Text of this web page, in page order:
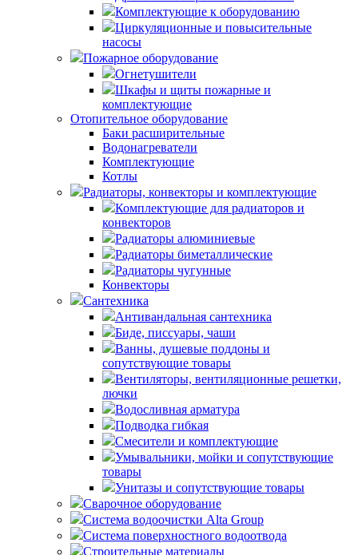
Комплектующие к оборудованию
Циркуляционные и повысительные
насосы
Пожарное оборудование
Огнетушители
Шкафы и щиты пожарные и
комплектующие
Отопительное оборудование
Баки расширительные
Водонагреватели
Комплектующие
Котлы
Радиаторы, конвекторы и комплектующие
Комплектующие для радиаторов и
конвекторов
Радиаторы алюминиевые
Радиаторы биметаллические
Радиаторы чугунные
Конвекторы
Сантехника
Антивандальная сантехника
Биде, писсуары, чаши
Ванны, душевые поддоны и
сопутствующие товары
Вентиляторы, вентиляционные решетки,
лючки
Водосливная арматура
Подводка гибкая
Смесители и комплектующие
Умывальники, мойки и сопутствующие
товары
Унитазы и сопутствующие товары
Сварочное оборудование
Система водоочистки Alta Group
Система поверхностного водоотвода
Строительные материалы